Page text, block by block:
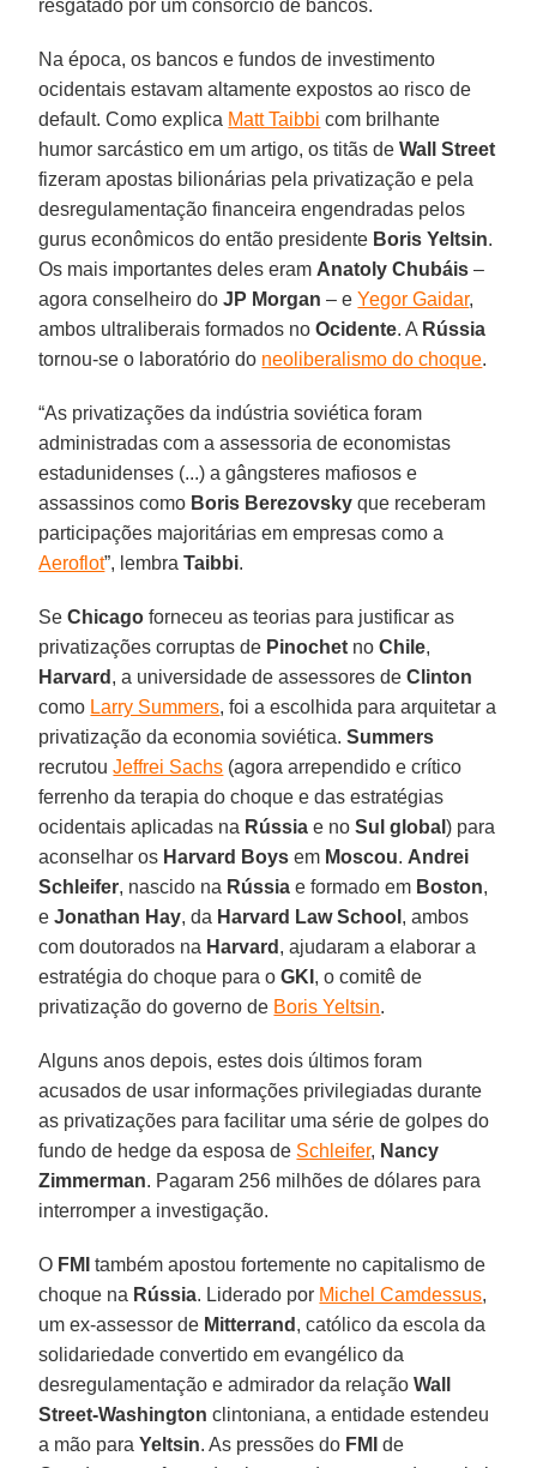
resgatado por um consórcio de bancos.
Na época, os bancos e fundos de investimento
ocidentais estavam altamente expostos ao risco de
default. Como explica Matt Taibbi com brilhante
humor sarcástico em um artigo, os titãs deWall Street
fizeram apostas bilionárias pela privatização e pela
desregulamentação financeira engendradas pelos
gurus econômicos do então presidente Boris Yeltsin.
Os mais importantes deles eram Anatoly Chubáis –
agora conselheiro doJP Morgan – eYegor Gaidar,
ambos ultraliberais formados noOcidente. A Rússia
tornou-se o laboratório do neoliberalismo do choque.
“As privatizações da indústria soviética foram
administradas com a assessoria de economistas
estadunidenses (...) a gângsteres mafiosos e
assassinos como Boris Berezovsky que receberam
participações majoritárias em empresas como a
Aeroflot”, lembraTaibbi.
SeChicago forneceu as teorias para justificar as
privatizações corruptas de Pinochet noChile,
Harvard , a universidade de assessores deClinton
como Larry Summers, foi a escolhida para arquitetar a
privatização da economia soviética.Summers
recrutouJeffrei Sachs (agora arrependido e crítico
ferrenho da terapia do choque e das estratégias
ocidentais aplicadas na Rússia e noSul global) para
aconselhar os Harvard Boys em Moscou. Andrei
Schleifer, nascido na Rússia e formado em Boston,
eJonathan Hay, da Harvard Law School , ambos
com doutorados na Harvard , ajudaram a elaborar a
estratégia do choque para oGKI , o comitê de
privatização do governo de Boris Yeltsin.
Alguns anos depois, estes dois últimos foram
acusados de usar informações privilegiadas durante
as privatizações para facilitar uma série de golpes do
fundo de hedge da esposa de Schleifer, Nancy
Zimmerman. Pagaram 256 milhões de dólares para
interromper a investigação.
O FMI também apostou fortemente no capitalismo de
choque na Rússia. Liderado por Michel Camdessus,
um ex-assessor de Mitterrand , católico da escola da
solidariedade convertido em evangélico da
desregulamentação e admirador da relaçãoWall
Street-Washington clintoniana, a entidade estendeu
a mão paraYeltsin. As pressões do FMI de